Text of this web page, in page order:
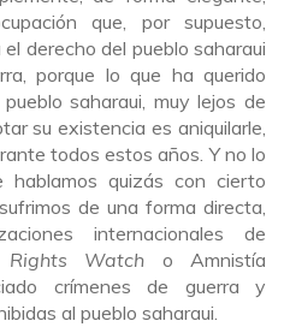
que, por supuesto,
derecho del pueblo saharaui
porque lo que ha querido
saharaui, muy lejos de
su existencia es aniquilarle,
todos estos años. Y no lo
hablamos quizás con cierto
de una forma directa,
internacionales de
Rights Watch o Amnistía
crímenes de guerra y
al pueblo saharaui.